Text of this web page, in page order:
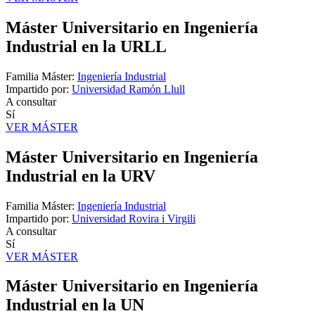
Máster Universitario en Ingeniería
Industrial en la URLL
Familia Máster: Ingeniería Industrial
Impartido por: Universidad Ramón Llull
A consultar
Sí
VER MÁSTER
Máster Universitario en Ingeniería
Industrial en la URV
Familia Máster: Ingeniería Industrial
Impartido por: Universidad Rovira i Virgili
A consultar
Sí
VER MÁSTER
Máster Universitario en Ingeniería
Industrial en la UN